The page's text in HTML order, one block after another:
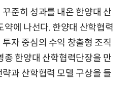
준히 성과를 내온 한양대 산
약에 나선다. 한양대 산학협력
자 중심의 수익 창출형 조직
종 한양대 산학협력단장을 만
과 산학협력 모델 구상을 들